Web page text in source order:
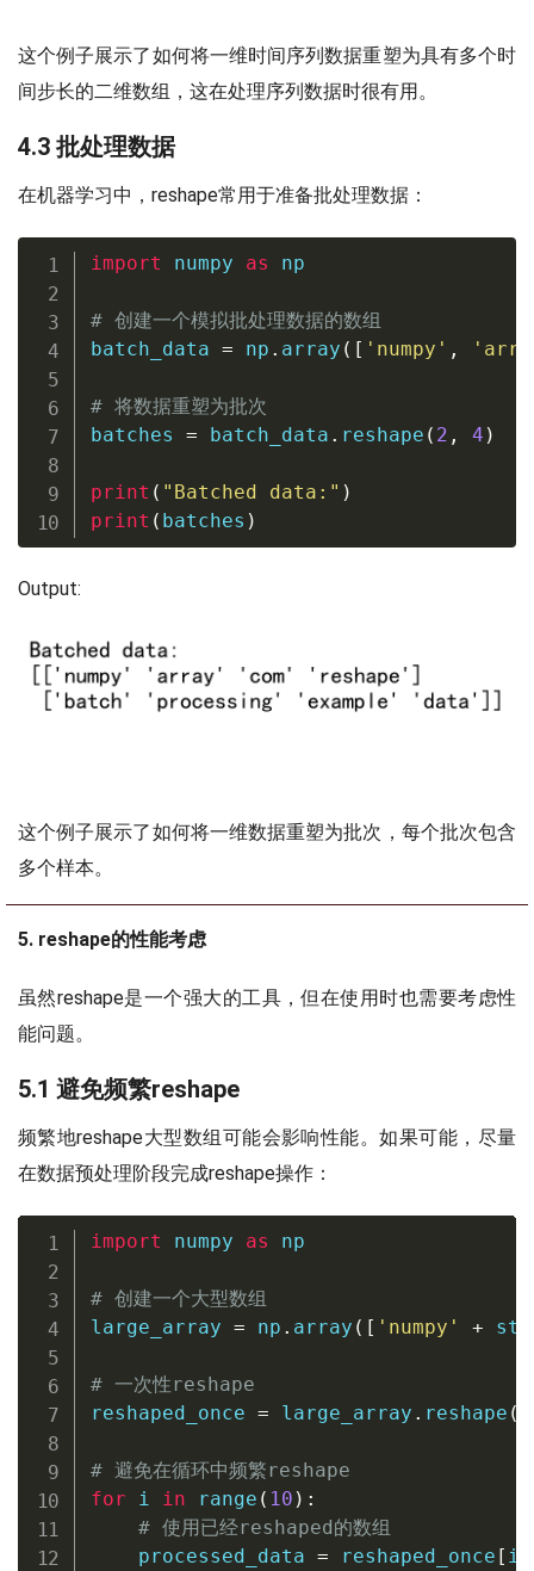
这个例子展示了如何将一维时间序列数据重塑为具有多个时
间步长的二维数组，这在处理序列数据时很有用。
4.3 批处理数据
在机器学习中，reshape常用于准备批处理数据：
import numpy as np
# 创建一个模拟批处理数据的数组
batch_data = np . array ( [ 'numpy' ,
# 将数据重塑为批次
batches = batch_data . reshape ( 2 , 4 )
print ( "Batched data:" )
print ( batches )
Output:
这个例子展示了如何将一维数据重塑为批次，每个批次包含
多个样本。
5. reshape的性能考虑
虽然reshape是一个强大的工具，但在使用时也需要考虑性
能问题。
5.1 避免频繁reshape
频繁地reshape大型数组可能会影响性能。如果可能，尽量
在数据预处理阶段完成reshape操作：
import numpy as np
# 创建一个大型数组
large_array = np . array ( [ 'numpy' + str
# 一次性reshape
reshaped_once = large_array . reshape (
# 避免在循环中频繁reshape
for i in range ( 10 ) :
# 使用已经reshaped的数组
    processed_data
= reshaped_once [ i